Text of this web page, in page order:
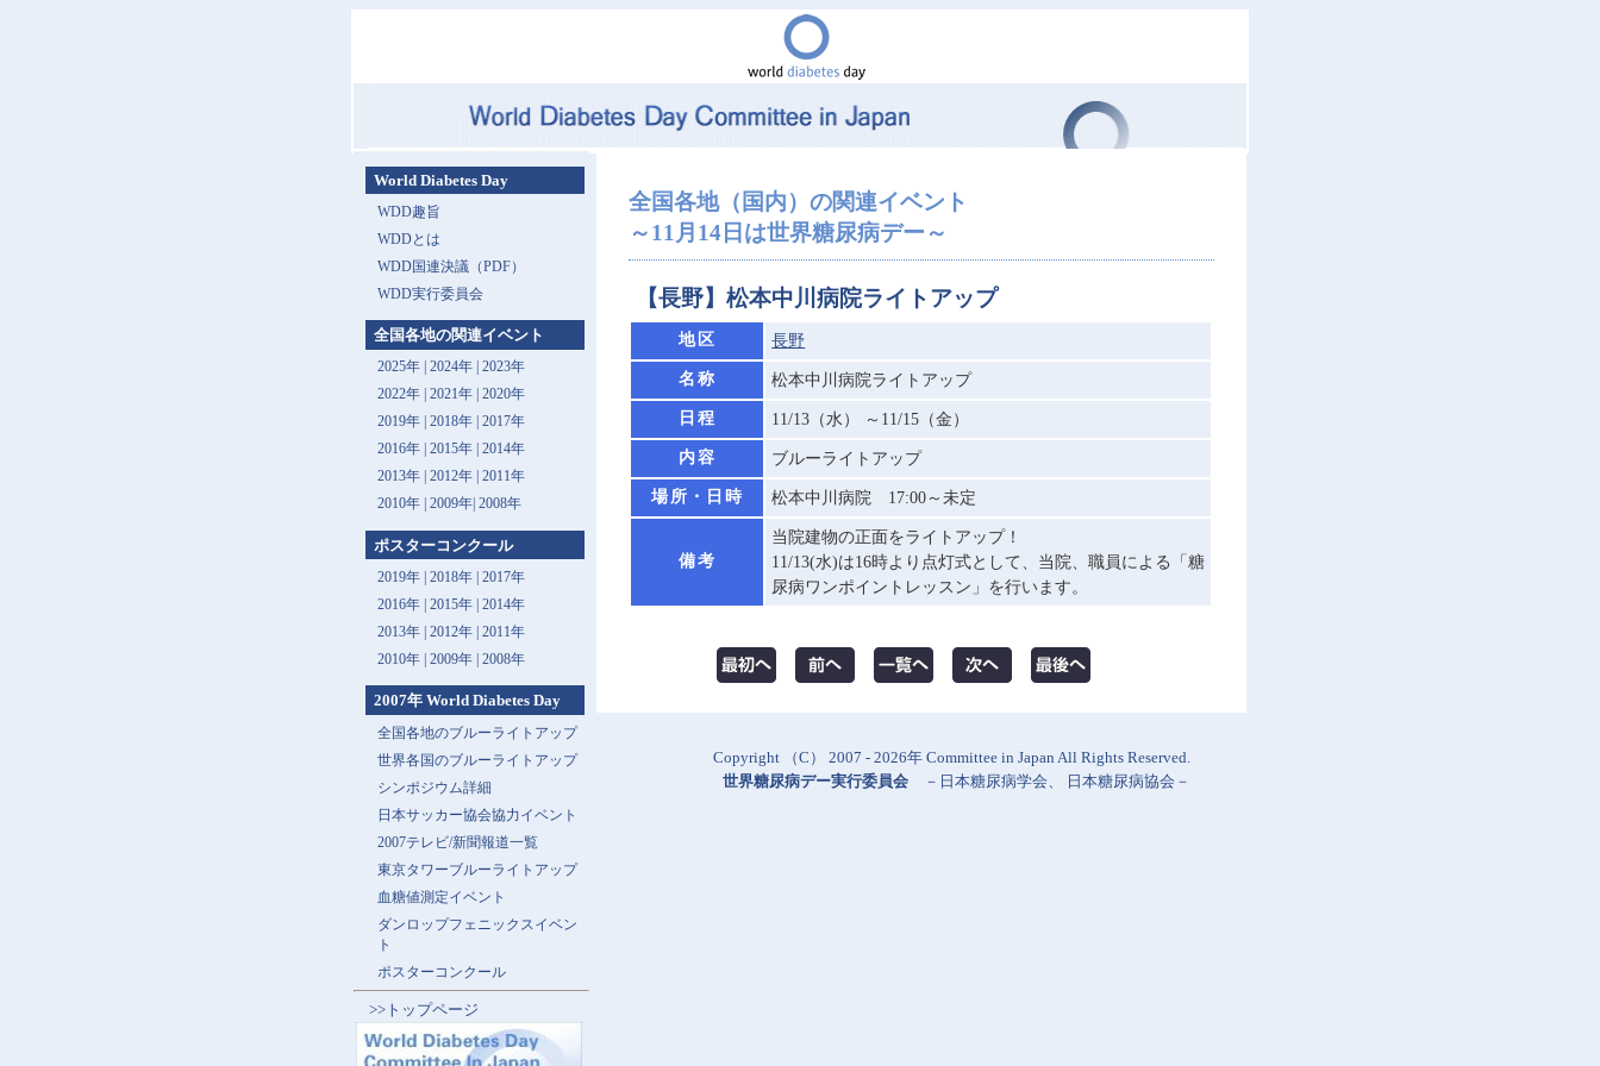
全国各地（国内）の関連イベント
～11月14日は世界糖尿病デー～
【長野】松本中川病院ライトアップ
地区 長野
名称 松本中川病院ライトアップ
日程 11/13（水） ～11/15（金）
内容 ブルーライトアップ
場所・日時 松本中川病院 17:00～未定
備考
当院建物の正面をライトアップ！
11/13(水)は16時より点灯式として、当院、職員による「糖
尿病ワンポイントレッスン」を行います。
World Diabetes Day
WDD趣旨
WDDとは
WDD国連決議（PDF）
WDD実行委員会
全国各地の関連イベント
2025年| 2024年| 2023年
2022年| 2021年| 2020年
2019年| 2018年| 2017年
2016年| 2015年| 2014年
2013年 | 2012年| 2011年
2010年| 2009年| 2008年
ポスターコンクール
2019年 | 2018年 | 2017年
2016年 | 2015年 | 2014年
2013年 | 2012年 | 2011年
2010年 | 2009年 | 2008年
2007年 World Diabetes Day
全国各地のブルーライトアップ
世界各国のブルーライトアップ
シンポジウム詳細
日本サッカー協会協力イベント
2007テレビ/新聞報道一覧
東京タワーブルーライトアップ
血糖値測定イベント
ダンロップフェニックスイベン
ト
ポスターコンクール
>>トップページ
Copyright （C） 2007 - 2026年 Committee in Japan All Rights Reserved.
世界糖尿病デー実行委員会 － 日本糖尿病学会、 日本糖尿病協会 －